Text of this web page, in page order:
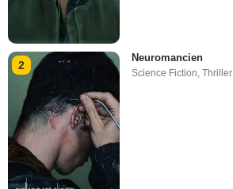
2
Neuromancien
Science Fiction,Thriller